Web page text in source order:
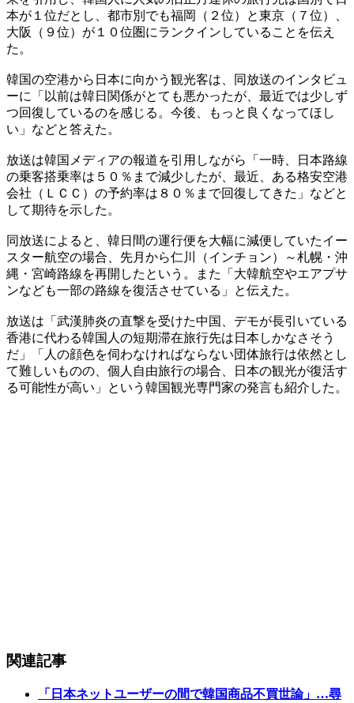
本が１位だとし、都市別でも福岡（２位）と東京（７位）、
大阪（９位）が１０位圏にランクインしていることを伝え
た。
韓国の空港から日本に向かう観光客は、同放送のインタビュ
ーに「以前は韓日関係がとても悪かったが、最近では少しず
つ回復しているのを感じる。今後、もっと良くなってほし
い」などと答えた。
放送は韓国メディアの報道を引用しながら「一時、日本路線
の乗客搭乗率は５０％まで減少したが、最近、ある格安空港
会社（ＬＣＣ）の予約率は８０％まで回復してきた」などと
して期待を示した。
同放送によると、韓日間の運行便を大幅に減便していたイー
スター航空の場合、先月から仁川（インチョン）～札幌・沖
縄・宮崎路線を再開したという。また「大韓航空やエアプサ
ンなども一部の路線を復活させている」と伝えた。
放送は「武漢肺炎の直撃を受けた中国、デモが長引いている
香港に代わる韓国人の短期滞在旅行先は日本しかなさそう
だ」「人の顔色を伺わなければならない団体旅行は依然とし
て難しいものの、個人自由旅行の場合、日本の観光が復活す
る可能性が高い」という韓国観光専門家の発言も紹介した。
関連記事
「日本ネットユーザーの間で韓国商品不買世論」…尋